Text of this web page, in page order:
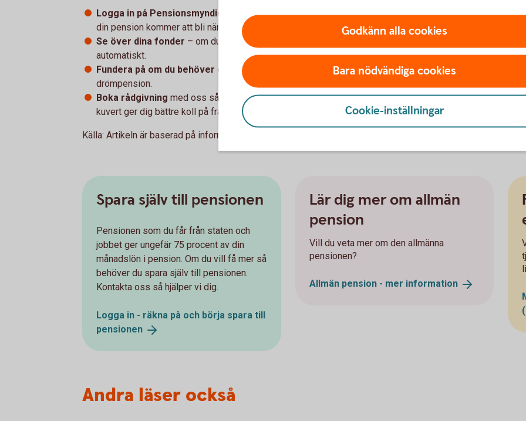
Logga in på Pensionsmyndighetens hemsidaför en detaljerad prognos på hur står
din pension kommer att bli när du blir pensionär.
Se över dina fonder – om du inte har gjort ett aktivt val placeras din premiepension
automatiskt.
Fundera på om du behöver ett extra pensionssparandeför att nå din
drömpension.
Boka rådgivning med oss så hjälper vi dig att få koll på läget. Att förstå ditt orange
kuvert ger dig bättre koll på framtiden – och möjligheten att påverka din pension i tid.
Källa: Artikeln är baserad på information från
Spara själv till pensionen
Pensionen som du får från staten och
jobbet ger ungefär 75 procent av din
månadslön i pension. Om du vill få mer så
behöver du spara själv till pensionen.
Kontakta oss så hjälper vi dig.
Logga in - räkna på och börja spara till
pensionen
Lär dig mer om allmän
pension
Vill du veta mer om den allmänna
pensionen?
Allmän pension - mer information
Andra läser också
Godkänn alla cookies
Bara nödvändiga cookies
Cookie-inställningar